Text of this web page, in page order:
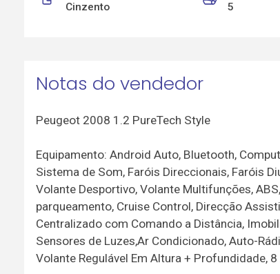
Cinzento
5
Notas do vendedor
Peugeot 2008 1.2 PureTech Style
Equipamento: Android Auto, Bluetooth,
Sistema de Som, Faróis Direccionais, Faróis
Volante Desportivo, Volante Multifunções,
parqueamento, Cruise Control, Direcção
Centralizado com Comando a Distância,
Sensores de Luzes,Ar Condicionado, Auto-
Volante Regulável Em Altura + Profundidade,